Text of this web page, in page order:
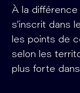
À la différence
s’inscrit dans
les points de
selon les
plus forte